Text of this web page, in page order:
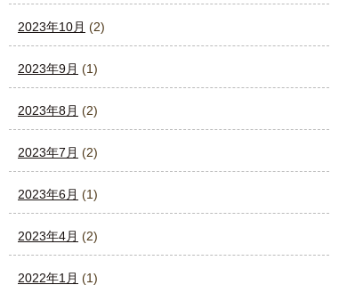
2023年10月 (2)
2023年9月 (1)
2023年8月 (2)
2023年7月 (2)
2023年6月 (1)
2023年4月 (2)
2022年1月 (1)